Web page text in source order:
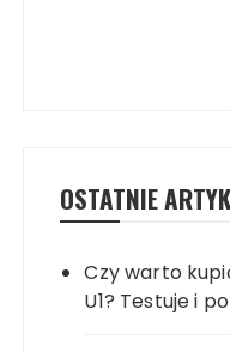
OSTATNIE
Czy warto
U1? Testuje i